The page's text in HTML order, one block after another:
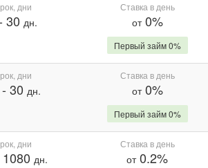
дни
30 дн.
Ставка в день
от0%
Первый займ 0%
дни
30 дн.
Ставка в день
от0%
Первый займ 0%
дни
1080 дн.
Ставка в день
от0.2%